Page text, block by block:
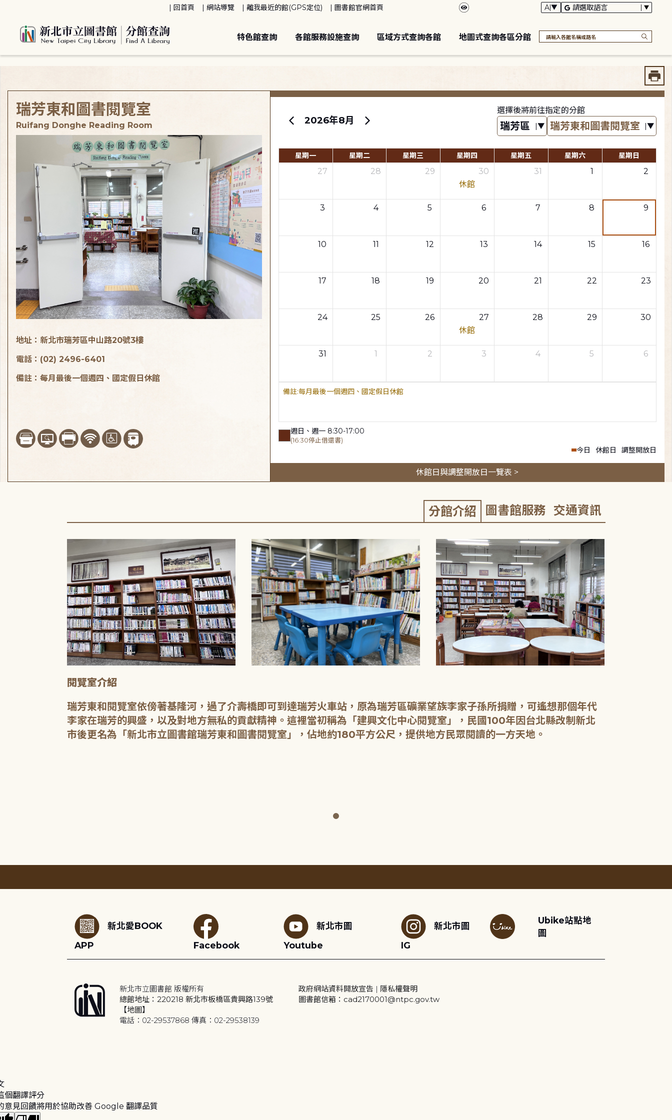
回首頁 網站導覽 離我最近的館(GPS定位) 圖書館官網首頁
特色館查詢 各館服務設施查詢 區域方式查詢各館 地圖式查詢各區分館
2026年8月
選擇後將前往指定的分館
星期一 星期二 星期三 星期四 星期五 星期六 星期日
27 28 29
30
休館
31 1 2
3 4 5 6 7 8 9
10 11 12 13 14 15 16
17 18 19 20 21 22 23
24 25 26
27
休館
28 29 30
31 1 2 3 4 5 6
每月最後一個週四、國定假日休館
週日、週一 8:30-17:00
(16:30停止借還書)
今日 休館日 調整開放日
休館日與調整開放日一覽表 >
瑞芳東和圖書閱覽室
Ruifang Donghe Reading Room
地址：新北市瑞芳區中山路20號3樓
電話：(02) 2496-6401
備註：每月最後一個週四、國定假日休館
分館介紹 圖書館服務 交通資訊
閱覽室介紹
瑞芳東和閱覽室依傍著基隆河，過了介壽橋即可到達瑞芳火車站，原為瑞芳區礦業望族李家子孫所捐贈，可遙想那個年代
李家在瑞芳的興盛，以及對地方無私的貢獻精神。這裡當初稱為「建興文化中心閱覽室」，民國100年因台北縣改制新北
市後更名為「新北市立圖書館瑞芳東和圖書閱覽室」，佔地約180平方公尺，提供地方民眾閱讀的一方天地。
新北愛BOOK
APP
Facebook
新北市圖
Youtube
新北市圖
IG
Ubike站點地
圖
新北市立圖書館 版權所有
總館地址：220218 新北市板橋區貴興路139號
【地圖】
電話：02-29537868 傳真：02-29538139
政府網站資料開放宣告 | 隱私權聲明
圖書館信箱：cad2170001@ntpc.gov.tw
個翻譯評分
意見回饋將用於協助改善 Google 翻譯品質